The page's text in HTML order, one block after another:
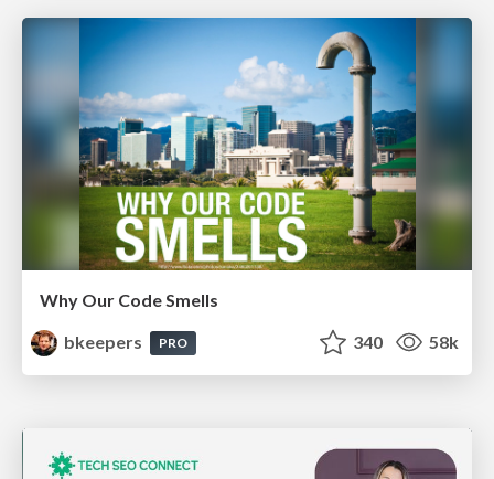
Why Our Code Smells
bkeepers
PRO 340 58k